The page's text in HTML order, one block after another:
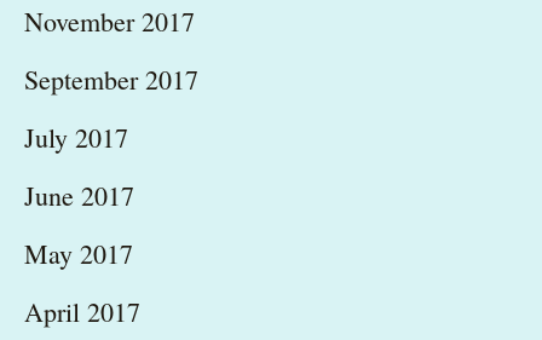
November 2017
September 2017
July 2017
June 2017
May 2017
April 2017